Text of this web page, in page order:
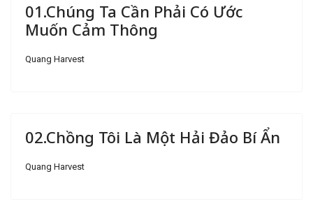
01.Chúng Ta Cần Phải Có Ước
Muốn Cảm Thông
Quang Harvest
02.Chồng Tôi Là Một Hải Đảo Bí Ẩn
Quang Harvest